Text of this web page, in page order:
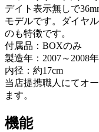
デイト表示無しで
モデルです。ダイヤ
のも特徴です。
付属品：BOXのみ
製造年：2007～2008
内径：約17cm
当店提携職人にてオ
ます。
機能